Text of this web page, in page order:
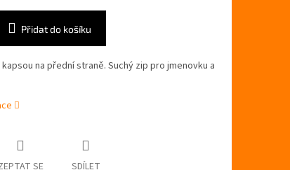
Přidat do košíku
na přední straně. Suchý zip pro jmenovku a
SE SDÍLET